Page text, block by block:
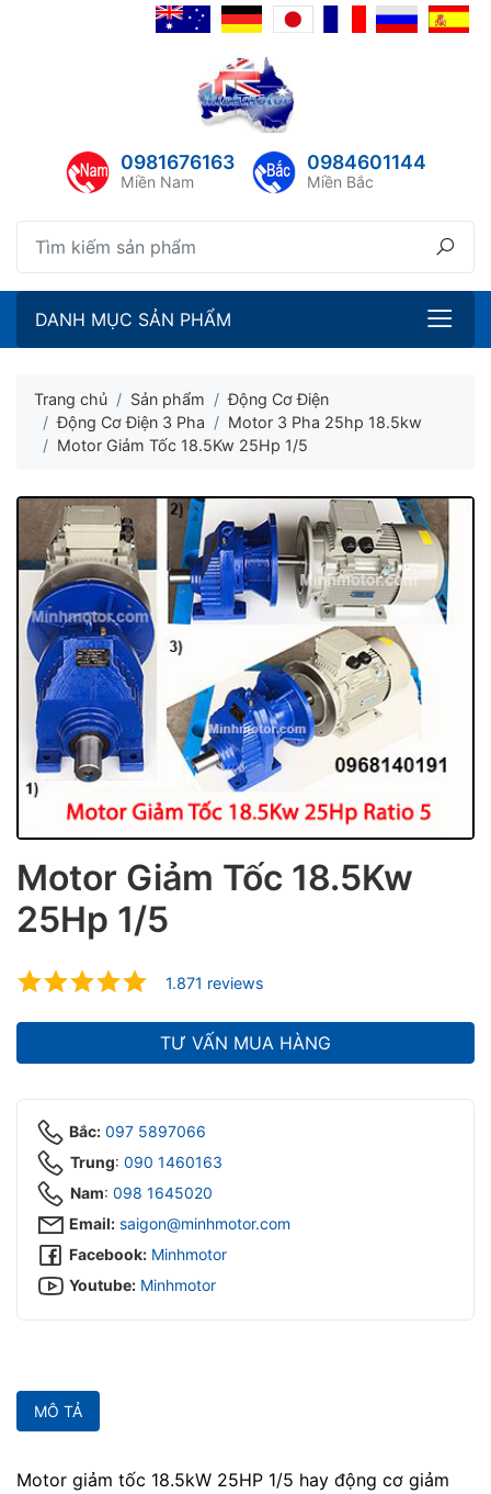
0981676163
Miền Nam
0984601144
Miền Bắc
DANH MỤC SẢN PHẨM
Trang chủ Sản phẩm
Động Cơ Điện
Động Cơ Điện 3 Pha
Motor 3 Pha 25hp 18.5kw
Motor Giảm Tốc 18.5Kw 25Hp 1/5
Motor Giảm Tốc 18.5Kw
25Hp 1/5
1.871 reviews
TƯ VẤN MUA HÀNG
Bắc: 097 5897066
Trung: 090 1460163
Nam: 098 1645020‬
Email: saigon@minhmotor.com
Facebook: Minhmotor
Youtube: Minhmotor
MÔ TẢ
Motor giảm tốc 18.5kW 25HP 1/5 hay động cơ giảm